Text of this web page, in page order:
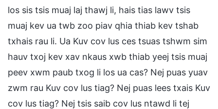
los sis tsis muaj laj thawj li, hais tias lawv tsis
muaj kev ua twb zoo piav qhia thiab kev tshab
txhais rau li. Ua Kuv cov lus ces tsuas tshwm sim
hauv txoj kev xav nkaus xwb thiab yeej tsis muaj
peev xwm paub txog li los ua cas? Nej puas yuav
zwm rau Kuv cov lus tiag? Nej puas lees txais Kuv
cov lus tiag? Nej tsis saib cov lus ntawd li tej